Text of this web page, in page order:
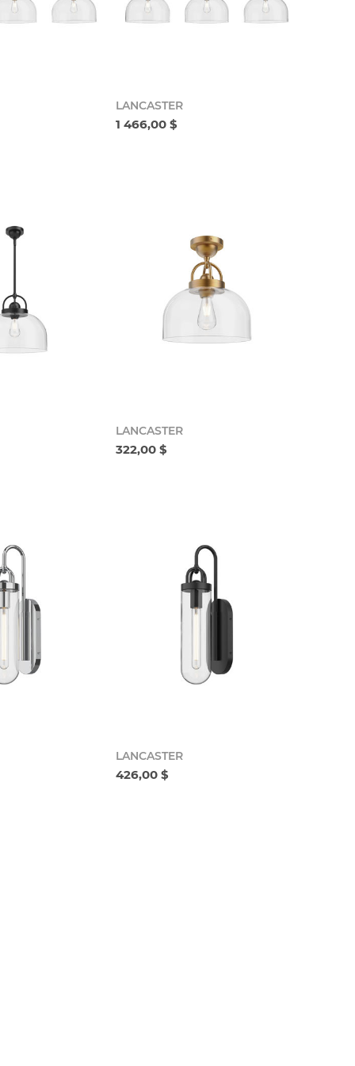
LANCASTER
1 466,00 $
LANCASTER
322,00 $
LANCASTER
426,00 $